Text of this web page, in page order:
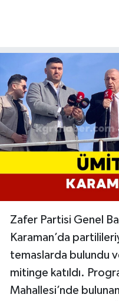
Zafer Partisi Genel
Karaman’da
temaslarda bulundu
mitinge katıldı.
Mahallesi’nde